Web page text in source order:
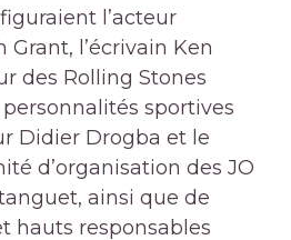
l’acteur
l’écrivain Ken
des Rolling Stones
sportives
Didier Drogba et le
d’organisation des JO
ainsi que de
hauts responsables